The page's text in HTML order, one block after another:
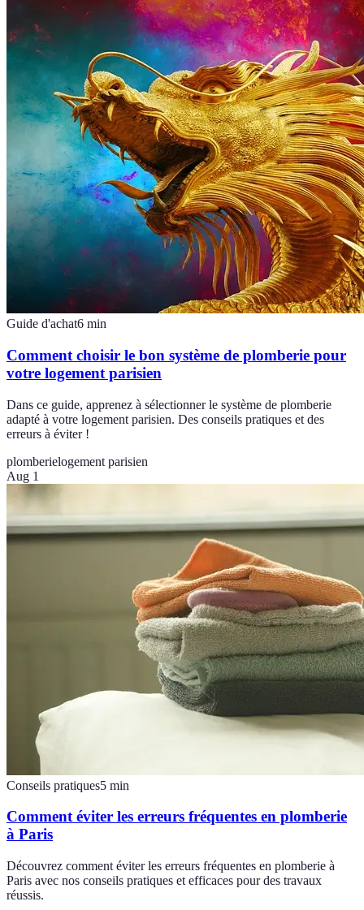
Guide d'achat6 min
Comment choisir le bon système de plomberie pour
votre logement parisien
Dans ce guide, apprenez à sélectionner le système de plomberie
adapté à votre logement parisien. Des conseils pratiques et des
erreurs à éviter !
plomberielogement parisien
Aug 1
Conseils pratiques5 min
Comment éviter les erreurs fréquentes en plomberie
à Paris
Découvrez comment éviter les erreurs fréquentes en plomberie à
Paris avec nos conseils pratiques et efficaces pour des travaux
réussis.